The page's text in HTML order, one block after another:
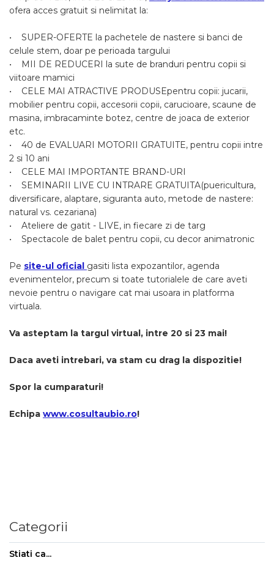
Dulciuri
Ciocolata
Dulceturi, gemuri, compoturi
Creme
Bomboane, Caramele si Jeleuri
Biscuiti si napolitane
Inghetata
Zahar si indulcitori
Batoane
Dulciuri bio
Guma de mestecat bio
Snacksuri
Seminte, fructe uscate, samburi
Mixuri
Condimente
Mirodenii
Pesto Bio
Specialitati si produse asiatice
ofera acces gratuit si nelimitat la:
• SUPER-OFERTE la pachetele de nastere si banci de
celule stem, doar pe perioada targului
• MII DE REDUCERI la sute de branduri pentru copii si
viitoare mamici
• CELE MAI ATRACTIVE PRODUSEpentru copii: jucarii,
mobilier pentru copii, accesorii copii, carucioare, scaune de
masina, imbracaminte botez, centre de joaca de exterior
etc.
• 40 de EVALUARI MOTORII GRATUITE, pentru copii intre
2 si 10 ani
• CELE MAI IMPORTANTE BRAND-URI
• SEMINARII LIVE CU INTRARE GRATUITA(puericultura,
diversificare, alaptare, siguranta auto, metode de nastere:
natural vs. cezariana)
• Ateliere de gatit - LIVE, in fiecare zi de targ
• Spectacole de balet pentru copii, cu decor animatronic
Pe site-ul oficial gasiti lista expozantilor, agenda
evenimentelor, precum si toate tutorialele de care aveti
nevoie pentru o navigare cat mai usoara in platforma
virtuala.
Va asteptam la targul virtual, intre 20 si 23 mai!
Daca aveti intrebari, va stam cu drag la dispozitie!
Spor la cumparaturi!
Echipa www.cosultaubio.ro!
Categorii
Stiati ca...